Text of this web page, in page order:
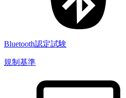
Bluetooth認定試験
規制基準